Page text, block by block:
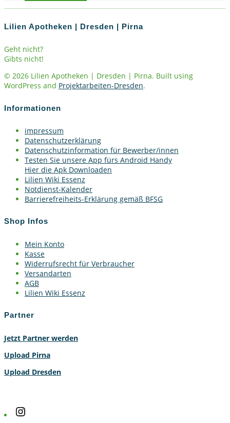
Lilien Apotheken | Dresden | Pirna
Geht nicht?
Gibts nicht!
© 2026 Lilien Apotheken | Dresden | Pirna. Built using
WordPress and Projektarbeiten-Dresden.
Informationen
impressum
Datenschutzerklärung
Datenschutzinformation für Bewerber/innen
Testen Sie unsere App fürs Android Handy
Hier die Apk Downloaden
Lilien Wiki Essenz
Notdienst-Kalender
Barrierefreiheits-Erklärung gemäß BFSG
Shop Infos
Mein Konto
Kasse
Widerrufsrecht für Verbraucher
Versandarten
AGB
Lilien Wiki Essenz
Partner
Jetzt Partner werden
Upload Pirna
Upload Dresden